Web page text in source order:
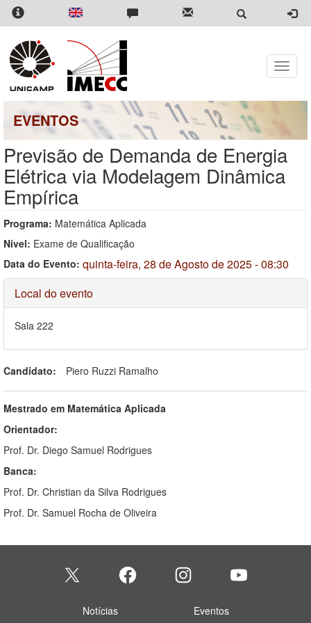
Pular
para
conteúdo
principal
Toggle
EVENTOS
Previsão de Demanda de Energia
Elétrica via Modelagem Dinâmica
Empírica
Programa: Matemática Aplicada
Nível: Exame de Qualificação
Data do Evento: quinta-feira, 28 de Agosto de 2025 - 08:30
Ocultar
Local do evento
Sala 222
Candidato: Piero Ruzzi Ramalho
Mestrado em Matemática Aplicada
Orientador:
Prof. Dr. Diego Samuel Rodrigues
Banca:
Prof. Dr. Christian da Silva Rodrigues
Prof. Dr. Samuel Rocha de Oliveira
Notícias Eventos